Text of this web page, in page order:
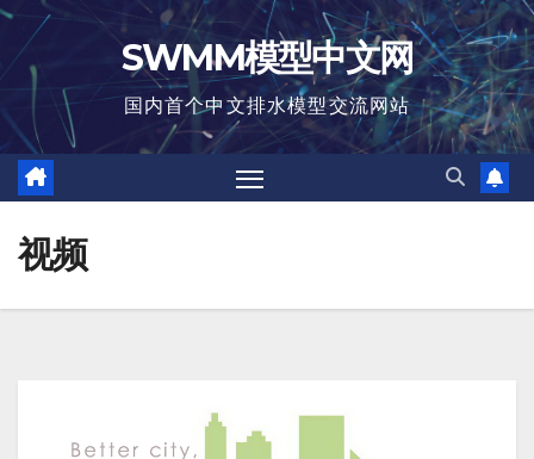
跳
至
SWMM模型中文网
国内首个中文排水模型交流网站
视频